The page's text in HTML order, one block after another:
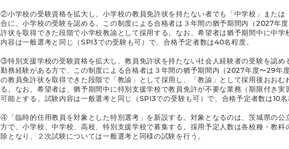
②小学校の受験資格を拡大し、小学校の教員免許状を持たない者でも「中学校」また
合に、小学校の受験を認める。この制度による合格者は３年間の猶予期間内（2027年
許状を取得できた段階で小学校教諭として採用する。なお、希望者は猶予期間中に中
内容は一般選考と同じ（SPI3での受験も可）で、合格予定者数は40名程度。
③特別支援学校の受験資格を拡大し、教員免許状を持たない社会人経験者の受験を認
勤務経験がある方で、この制度による合格者は３年間の猶予期間内（2027年度〜29年
の教員免許状を取得できた段階で「教諭」として採用し、「教諭」として採用後おお
る。なお、希望者は、猶予期間中に特別支援学校で教員免許が不要な業務（期限付き
可能とする。試験内容は一般選考と同じ（SPI3での受験も可）で、合格予定者数は10
④「臨時的任用教員を対象とした特別選考」を新設する。対象となるのは、茨城県の
方で、小学校、中学校、高校、特別支援学校で募集する。採用予定人数は各校種・教
除となり、２次試験については一般選考と同様の試験を行う。